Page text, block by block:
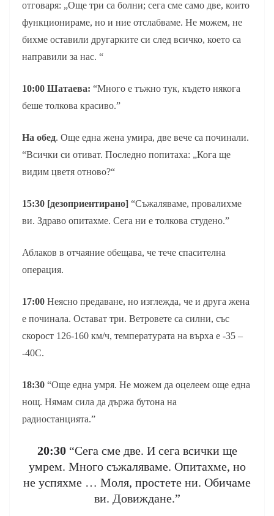
отговаря: „Още три са болни; сега сме само две, които
функционираме, но и ние отслабваме. Не можем, не
бихме оставили другарките си след всичко, което са
направили за нас. “
10:00 Шатаева: “Много е тъжно тук, където някога
беше толкова красиво.”
На обед. Още една жена умира, две вече са починали.
“Всички си отиват. Последно попитаха: „Кога ще
видим цветя отново?“
15:30 [дезоприентирано] “Съжаляваме, провалихме
ви. Здраво опитахме. Сега ни е толкова студено.”
Аблаков в отчаяние обещава, че тече спасителна
операция.
17:00 Неясно предаване, но изглежда, че и друга жена
е починала. Остават три. Ветровете са силни, със
скорост 126-160 км/ч, температурата на върха е -35 –
-40С.
18:30 “Още една умря. Не можем да оцелеем още една
нощ. Нямам сила да държа бутона на
радиостанцията.”
20:30“Сега сме две. И сега всички ще
умрем. Много съжаляваме. Опитахме, но
не успяхме … Моля, простете ни. Обичаме
ви. Довиждане.”